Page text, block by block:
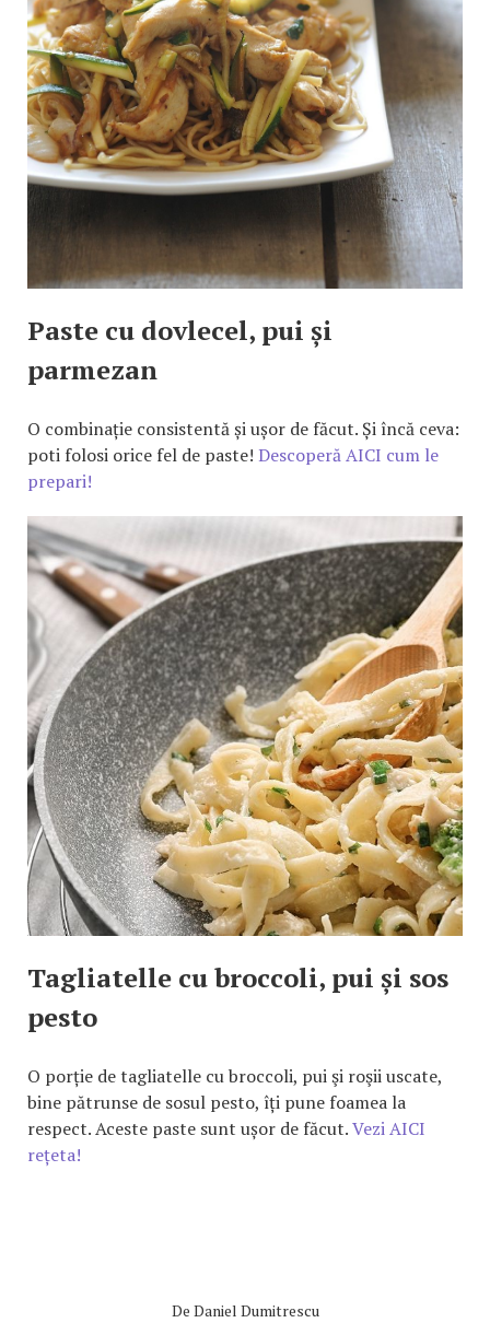
Paste cu dovlecel, pui și
parmezan
O combinație consistentă și ușor de făcut. Și încă ceva:
poti folosi orice fel de paste! Descoperă AICI cum le
prepari!
Tagliatelle cu broccoli, pui și sos
pesto
O porție de tagliatelle cu broccoli, pui şi roşii uscate,
bine pătrunse de sosul pesto, îți pune foamea la
respect. Aceste paste sunt ușor de făcut.Vezi AICI
rețeta!
De Daniel Dumitrescu